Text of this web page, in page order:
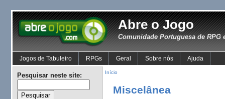
Abre o Jogo
Comunidade Portuguesa de RPG
Jogos de Tabuleiro RPGs Geral Sobre nós Ajuda
Pesquisar neste site: Início
Miscelânea